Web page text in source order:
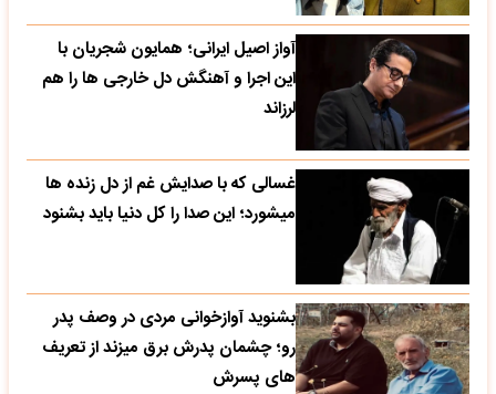
آواز اصیل ایرانی؛ همایون شجریان با
این اجرا و آهنگش دل خارجی ها را هم
لرزاند
غسالی که با صدایش غم از دل زنده ها
میشورد؛ این صدا را کل دنیا باید بشنود
بشنوید آوازخوانی مردی در وصف پدر
رو؛ چشمان پدرش برق میزند از تعریف
های پسرش